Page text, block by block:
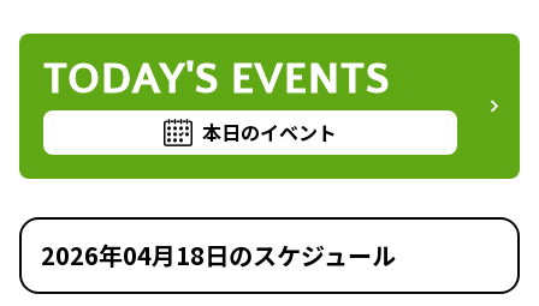
TODAY'S EVENTS
本日のイベント
2026年04月18日のスケジュール